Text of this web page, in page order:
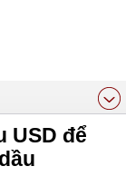
USD để